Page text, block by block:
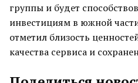
группы и будет
инвестициям в южной
отметил близость
качества сервиса и